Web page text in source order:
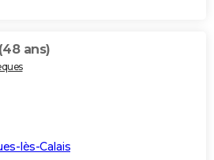
(48 ans)
lès-Calais